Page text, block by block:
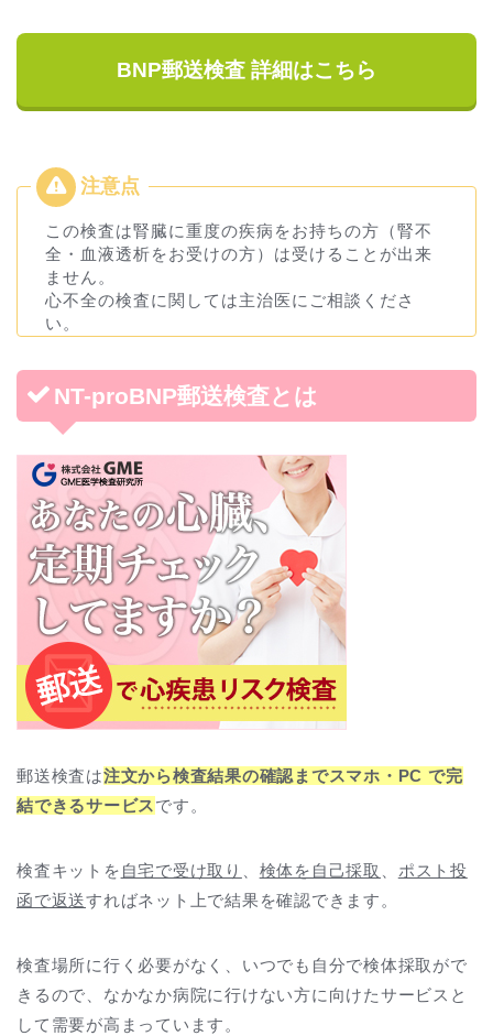
BNP郵送検査 詳細はこちら
この検査は腎臓に重度の疾病をお持ちの方（腎不
全・血液透析をお受けの方）は受けることが出来
ません。
心不全の検査に関しては主治医にご相談くださ
い。
NT-proBNP郵送検査とは
郵送検査は注文から検査結果の確認までスマホ・PC で完
結できるサービスです。
検査キットを 自宅で受け取り 検体を自己採取
ポスト投
函で返送すればネット上で結果を確認できます。
検査場所に行く必要がなく、いつでも自分で検体採取がで
きるので、なかなか病院に行けない方に向けたサービスと
して需要が高まっています。